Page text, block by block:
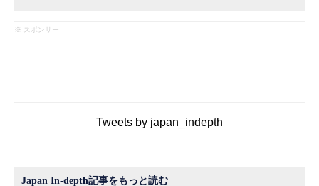
※ スポンサー
Tweets by japan_indepth
Japan In-depth記事をもっと読む